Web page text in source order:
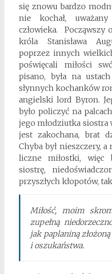
się znowu bardzo
nie kochał,
człowieka. Począwszy
króla Stanisława
poprzez innych
poświęcali miłości
pisano, była na
słynnych kochanków
angielski lord Byron.
było policzyć na
jego młodziutka siostra
jest zakochana, brat
Chyba był nieszczery,
liczne miłostki, więc
siostrę,
przyszłych kłopotów,
Miłość, moim
zupełną
jak paplaniną
i oszukaństwa.